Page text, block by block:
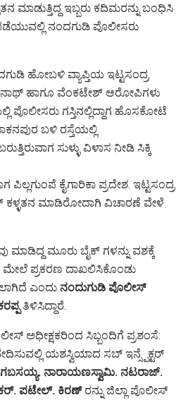
ಮಾಡುತ್ತಿದ್ದ ಇಬ್ಬರು ಕದಿಮರನ್ನು ಬಂಧಿಸಿ
ನಂದಗುಡಿ ಪೊಲೀಸರು
ಹೋಬಳಿ ವ್ಯಾಪ್ತಿಯ ಇಟ್ಟಸಂದ್ರ
ಹಾಗೂ ವೆಂಕಟೇಶ್ ಆರೋಪಿಗಳು
ಪೊಲೀಸರು ಗಸ್ತಿನಲ್ಲಿದ್ದಾಗ ಹೊಸಕೋಟೆ
ಬಳಿ ರಸ್ತೆಯಲ್ಲಿ
ಸುಳ್ಳು ವಿಳಾಸ ನೀಡಿ ಸಿಕ್ಕಿ
ಕೈಗಾರಿಕಾ ಪ್ರದೇಶ. ಇಟ್ಟಸಂದ್ರ
ಕಳ್ಳತನ ಮಾಡಿರೋದಾಗಿ ವಿಚಾರಣೆ ವೇಳೆ
ಮೂರು ಬೈಕ್ ಗಳನ್ನು ವಶಕ್ಕೆ
ಪ್ರಕರಣ ದಾಖಲಿಸಿಕೊಂಡು
ಎಂದು ನಂದುಗುಡಿ ಪೊಲೀಸ್
ತಿಳಿಸಿದ್ದಾರೆ.
ಅಧೀಕ್ಷಕರಿಂದ ಸಿಬ್ಬಂದಿಗೆ ಪ್ರಶಂಸೆ:
ಯಶಸ್ವಿಯಾದ ಸಬ್ ಇನ್ಸ್ಪೆಕ್ಟರ್
ನಾರಾಯಣಸ್ವಾಮಿ. ನಟರಾಜ್.
ಪಟೇಲ್. ಕಿರಣ್ರನ್ನು ಜಿಲ್ಲಾ ಪೊಲೀಸ್